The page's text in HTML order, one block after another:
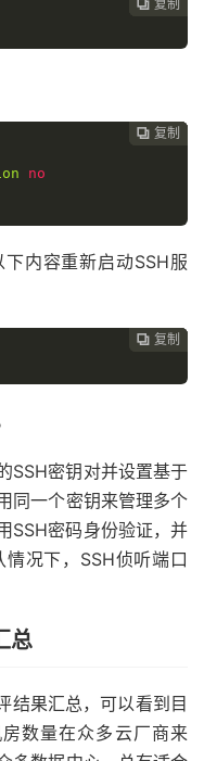
 复制
 复制
 复制
 复制
 复制
 复制
 复制
 复制
 复制
no
内容重新启动SSH服
 复制
 复制
 复制
SSH密钥对并设置基于
同一个密钥来管理多个
SSH密码身份验证，并
况下，SSH侦听端口
总
结果汇总，可以看到目
数量在众多云厂商来